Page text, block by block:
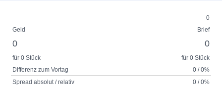
0
Geld
Brief
0 0
für 0 Stück
für 0 Stück
Differenz zum Vortag
0 / 0%
Spread absolut / relativ
0 / 0%